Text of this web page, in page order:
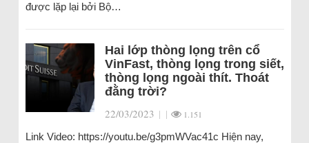
được lặp lại bởi Bộ…
Hai lớp thòng lọng trên cổ
VinFast, thòng lọng trong siết,
thòng lọng ngoài thít. Thoát
đằng trời?
22/03/2023 | | 1.151
Link Video: https://youtu.be/g3pmWVac41c Hiện nay,